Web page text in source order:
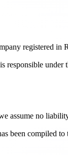
registered
responsible
assume no
been compiled to